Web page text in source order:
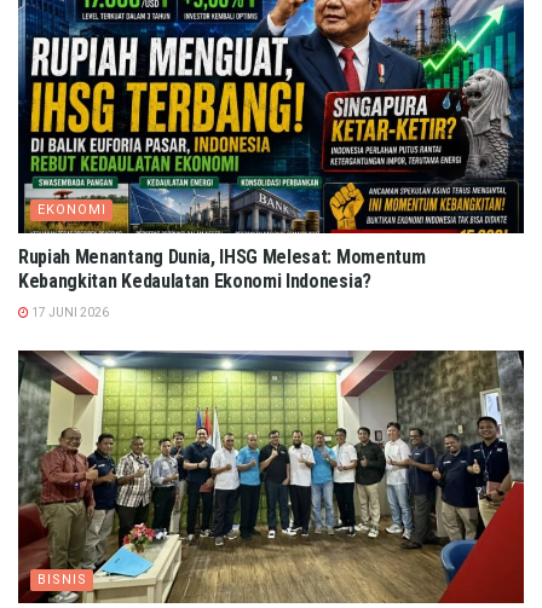
EKONOMI
Rupiah Menantang Dunia, IHSG Melesat: Momentum
Kebangkitan Kedaulatan Ekonomi Indonesia?
17 JUNI 2026
BISNIS